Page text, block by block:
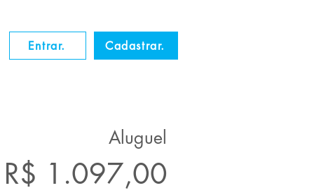
Entrar. Cadastrar.
Aluguel
R$ 1.097,00